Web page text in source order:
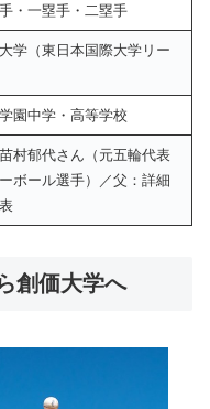
・一塁手・二塁手
学（東日本国際大学リー
園中学・高等学校
村郁代さん（元五輪代表
ボール選手）／父：詳細
創価大学へ